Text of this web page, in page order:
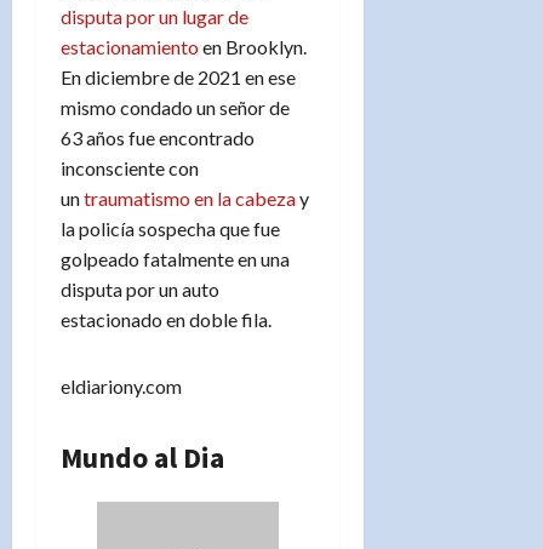
disputa por un lugar de
estacionamiento en Brooklyn.
En diciembre de 2021 en ese
mismo condado un señor de
63 años fue encontrado
inconsciente con
untraumatismo en la cabezay
la policía sospecha que fue
golpeado fatalmente en una
disputa por un auto
estacionado en doble fila.
eldiariony.com
Mundo al Dia